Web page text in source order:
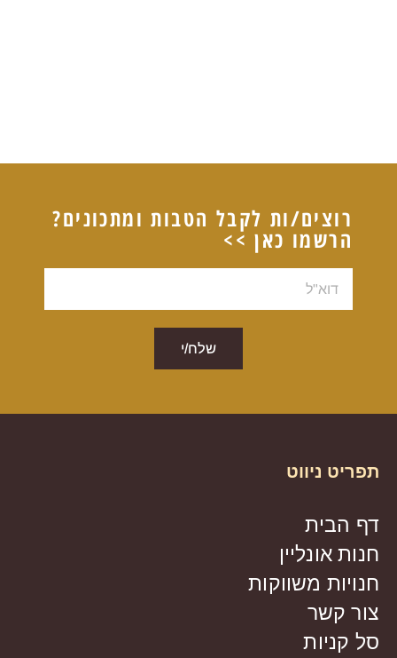
רוצים/ות לקבל הטבות ומתכונים?
הרשמו כאן >>
שלח/י
תפריט ניווט
דף הבית
חנות אונליין
חנויות משווקות
צור קשר
סל קניות